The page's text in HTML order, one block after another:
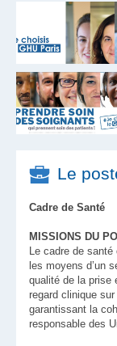
Le
Cadre de Santé
MISSIONS DU
Le cadre de
les moyens d’un
qualité de la prise
regard clinique
garantissant la
responsable des